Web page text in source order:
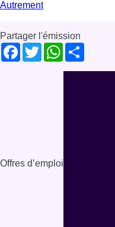
Autrement
Partager l'émission
Facebook
TwitterWhatsApp
Offres d’emploi